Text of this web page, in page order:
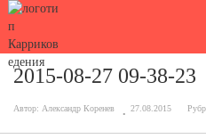
2015-08-27 09-38-23
Автор: Александр Коренев 27.08.2015